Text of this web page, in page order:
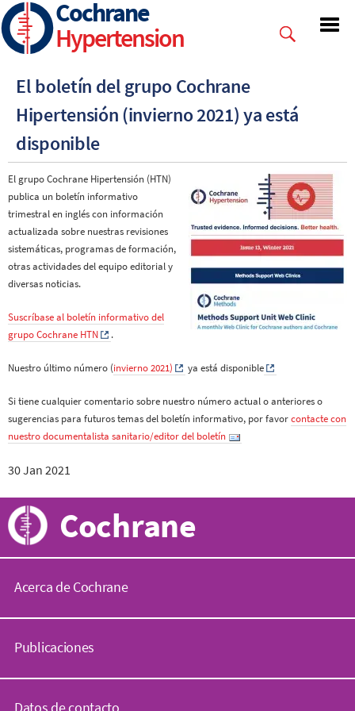
Skip
to
main
Cochrane
Hypertension
El boletín del grupo Cochrane
Hipertensión (invierno 2021) ya está
disponible
El grupo Cochrane Hipertensión (HTN)
publica un boletín informativo
trimestral en inglés con información
actualizada sobre nuestras revisiones
sistemáticas, programas de formación,
otras actividades del equipo editorial y
diversas noticias.
Suscríbase al boletín informativo del
grupo Cochrane HTN
.
Nuestro último número (invierno 2021) ya está disponible
Si tiene cualquier comentario sobre nuestro número actual o anteriores o
sugerencias para futuros temas del boletín informativo, por favorcontacte con
nuestro documentalista sanitario/editor del boletín
30 Jan 2021
Cochrane
Acerca de Cochrane
o
h
a
Publicaciones
iDatos de contacto